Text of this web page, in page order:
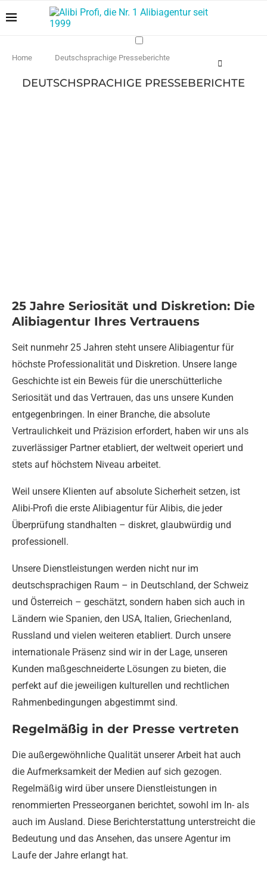
Home Deutschsprachige Presseberichte
DEUTSCHSPRACHIGE PRESSEBERICHTE
25 Jahre Seriosität und Diskretion: Die
Alibiagentur Ihres Vertrauens
Seit nunmehr 25 Jahren steht unsere Alibiagentur für
höchste Professionalität und Diskretion. Unsere lange
Geschichte ist ein Beweis für die unerschütterliche
Seriosität und das Vertrauen, das uns unsere Kunden
entgegenbringen. In einer Branche, die absolute
Vertraulichkeit und Präzision erfordert, haben wir uns als
zuverlässiger Partner etabliert, der weltweit operiert und
stets auf höchstem Niveau arbeitet.
Weil unsere Klienten auf absolute Sicherheit setzen, ist
Alibi-Profi die erste Alibiagentur für Alibis, die jeder
Überprüfung standhalten – diskret, glaubwürdig und
professionell.
Unsere Dienstleistungen werden nicht nur im
deutschsprachigen Raum – in Deutschland, der Schweiz
und Österreich – geschätzt, sondern haben sich auch in
Ländern wie Spanien, den USA, Italien, Griechenland,
Russland und vielen weiteren etabliert. Durch unsere
internationale Präsenz sind wir in der Lage, unseren
Kunden maßgeschneiderte Lösungen zu bieten, die
perfekt auf die jeweiligen kulturellen und rechtlichen
Rahmenbedingungen abgestimmt sind.
Regelmäßig in der Presse vertreten
Die außergewöhnliche Qualität unserer Arbeit hat auch
die Aufmerksamkeit der Medien auf sich gezogen.
Regelmäßig wird über unsere Dienstleistungen in
renommierten Presseorganen berichtet, sowohl im In- als
auch im Ausland. Diese Berichterstattung unterstreicht die
Bedeutung und das Ansehen, das unsere Agentur im
Laufe der Jahre erlangt hat.